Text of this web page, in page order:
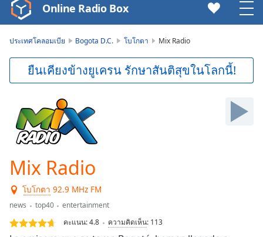
Video
Player
Backward
Skip
Forward
Mute
Current
Time
0:00
Duration-:-
Loaded
0.00%
Online Radio Box
ประเทศโคลอมเบีย Bogota D.C. โบโกตา Mix Radio
ยืนเคียงข้างยูเครน รักษาสันติสุขในโลกนี้!
Mix Radio
โบโกตา 92.9 MHz FM
news top40
entertainment
คะแนน:4.8 ความคิดเห็น: 113